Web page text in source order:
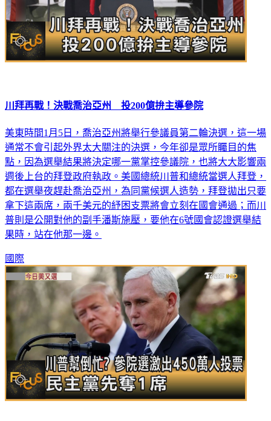
川拜再戰！決戰喬治亞州 投200億拚主導參院
美東時間1月5日，喬治亞州將舉行參議員第二輪決選，這一場
通常不會引起外界太大關注的決選，今年卻是眾所矚目的焦
點，因為選舉結果將決定哪一黨掌控參議院，也將大大影響兩
週後上台的拜登政府執政。美國總統川普和總統當選人拜登，
都在選舉夜趕赴喬治亞州，為同黨候選人造勢，拜登拋出只要
拿下這兩席，兩千美元的紓困支票將會立刻在國會通過；而川
普則是公開對他的副手潘斯施壓，要他在6號國會認證選舉結
果時，站在他那一邊。
國際